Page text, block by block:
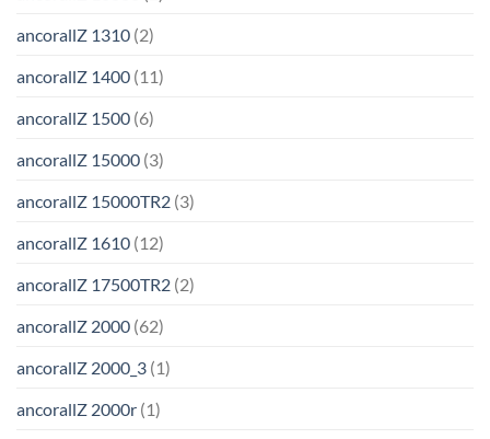
ancorallZ 1310 (2)
ancorallZ 1400 (11)
ancorallZ 1500 (6)
ancorallZ 15000 (3)
ancorallZ 15000TR2 (3)
ancorallZ 1610 (12)
ancorallZ 17500TR2 (2)
ancorallZ 2000 (62)
ancorallZ 2000_3 (1)
ancorallZ 2000r (1)